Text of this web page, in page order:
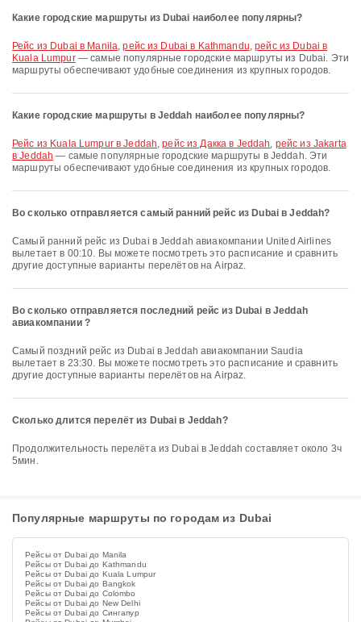
Какие городские маршруты из Dubai наиболее популярны?
рейс из Dubai в Manila,рейс из Dubai в Kathmandu,рейс из Dubai в
Kuala Lumpur— самые популярные городские маршруты из Dubai. Эти
маршруты обеспечивают удобные соединения из крупных городов.
Какие городские маршруты в Jeddah наиболее популярны?
рейс из Kuala Lumpur в Jeddah,рейс из Дакка в Jeddah, рейс из Jakarta
в Jeddah — самые популярные городские маршруты в Jeddah. Эти
маршруты обеспечивают удобные соединения из крупных городов.
Во сколько отправляется самый ранний рейс из Dubai в Jeddah?
Самый ранний рейс из Dubai в Jeddah авиакомпании United Airlines
вылетает в 00:10. Вы можете посмотреть это расписание и сравнить
другие доступные варианты перелётов на Airpaz.
Во сколько отправляется последний рейс из Dubai в Jeddah
авиакомпании ?
Самый поздний рейс из Dubai в Jeddah авиакомпании Saudia
вылетает в 23:30. Вы можете посмотреть это расписание и сравнить
другие доступные варианты перелётов на Airpaz.
Сколько длится перелёт из Dubai в Jeddah?
Продолжительность перелёта из Dubai в Jeddah составляет около 3ч
5мин.
Популярные маршруты по городам из Dubai
Рейсы от Dubai до Manila
Рейсы от Dubai до Kathmandu
Рейсы от Dubai до Kuala Lumpur
Рейсы от Dubai до Bangkok
Рейсы от Dubai до Colombo
Рейсы от Dubai до New Delhi
Рейсы от Dubai до Сингапур